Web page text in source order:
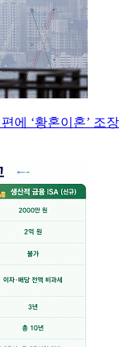
에 ‘황혼이혼’ 조장